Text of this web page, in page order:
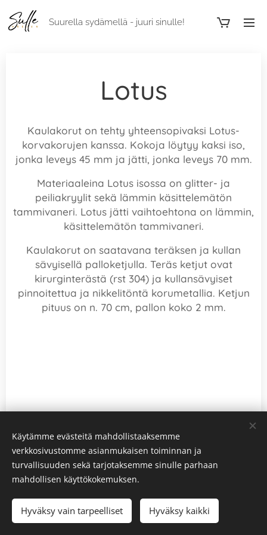
Suurella sydämellä - juuri sinulle!
Lotus
Kaulakorut on tehty yhteensopivaksi Lotus-
korvakorujen kanssa. Kokoja löytyy kaksi iso,
jonka leveys 45 mm ja jätti, jonka leveys 70 mm.
Materiaaleina Lotus isossa on glitter- ja
peiliakryylit sekä lämmin käsittelemätön
tammivaneri. Lotus jätti vaihtoehtona on lämmin,
käsittelemätön tammivaneri.
Kaulakorut on saatavana teräksen ja kullan
sävyisellä palloketjulla. Teräs ketjut ovat
kirurginterästä (rst 304) ja kullansävyiset
pinnoitettua ja nikkelitöntä korumetallia. Ketjun
pituus on n. 70 cm, pallon koko 2 mm.
Evästeet
Käytämme evästeitä mahdollistaaksemme
verkkosivustomme asianmukaisen toiminnan ja
turvallisuuden sekä tarjotaksemme sinulle parhaan
mahdollisen käyttökokemuksen.
Hyväksy vain tarpeelliset Hyväksy kaikki